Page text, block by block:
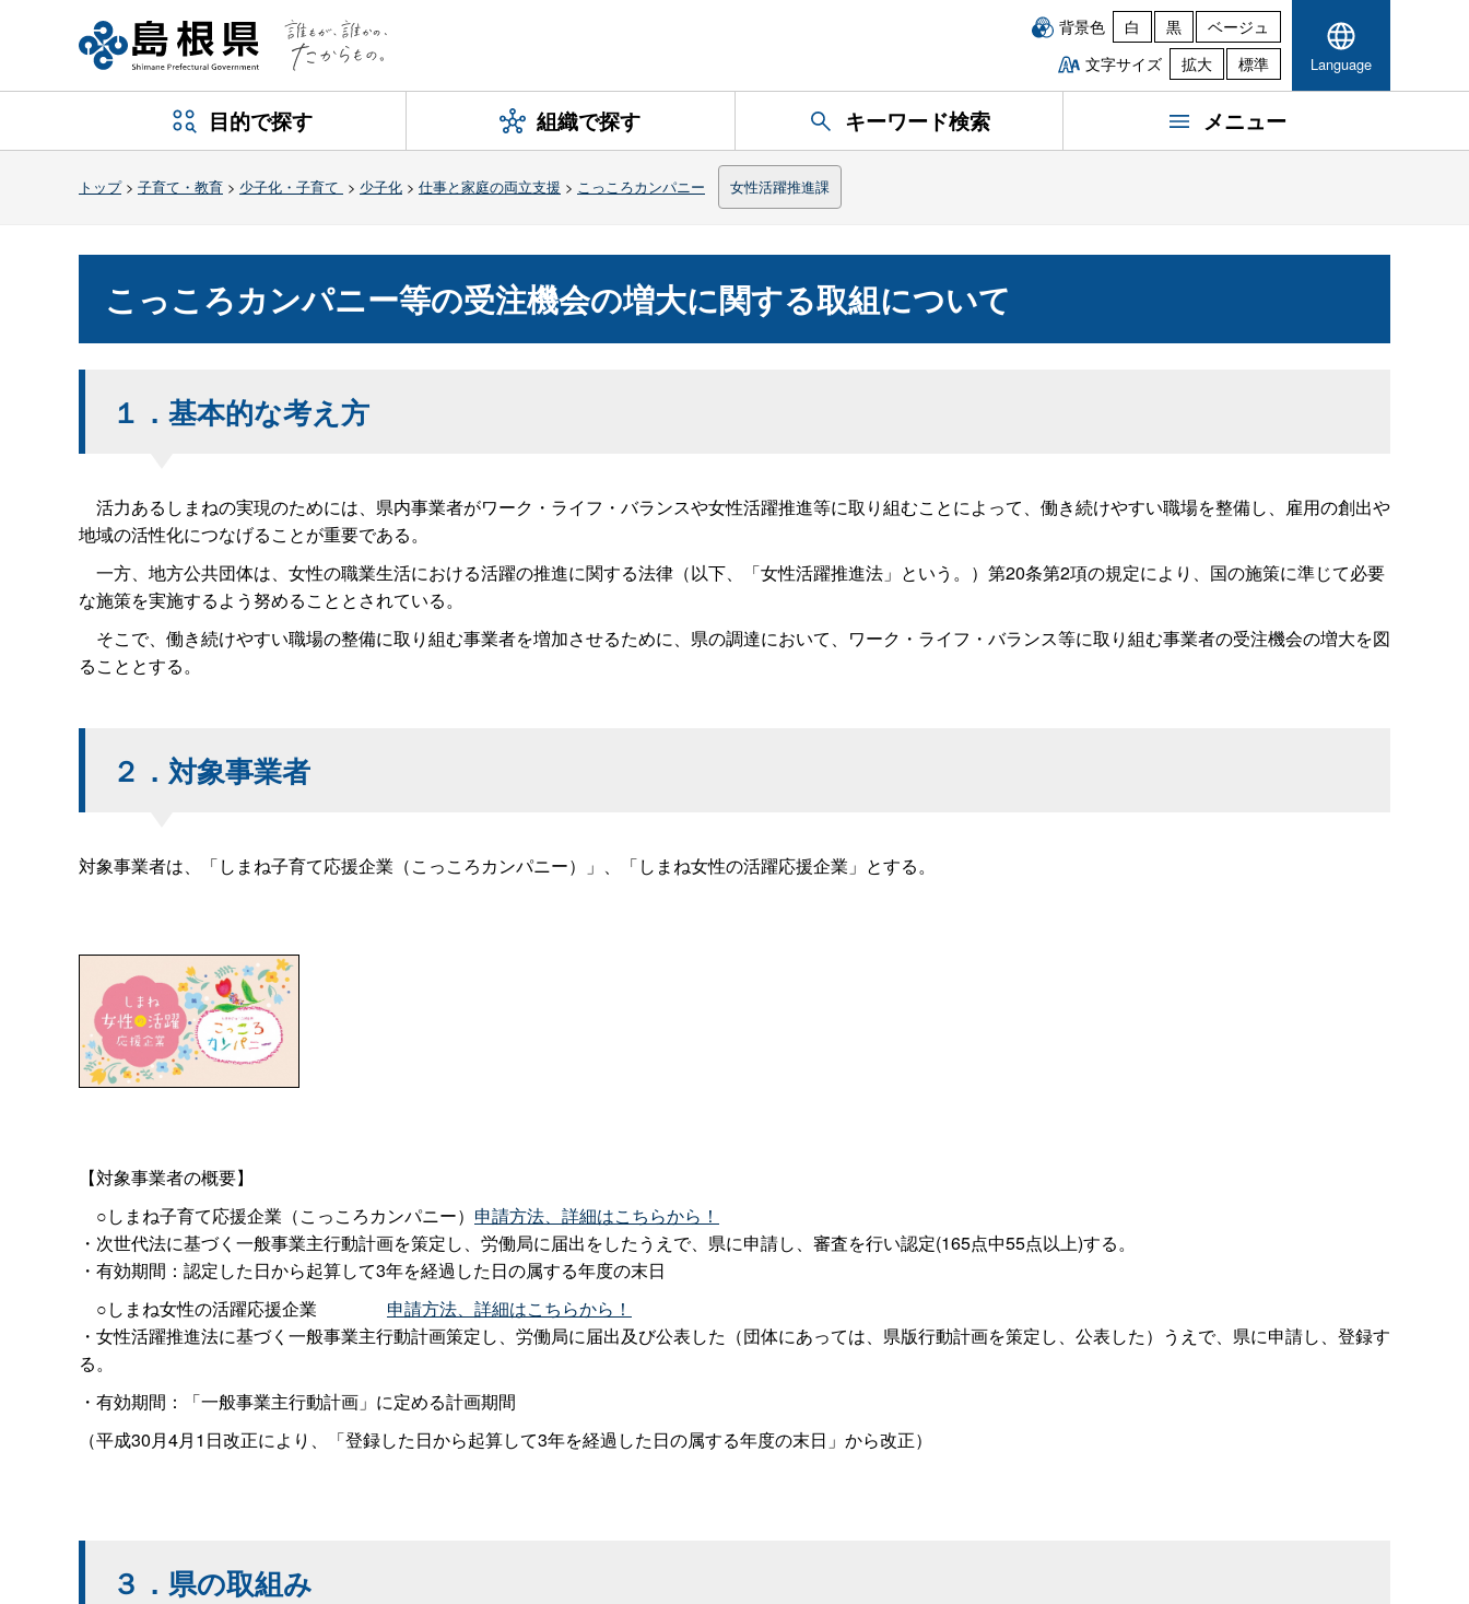
背景色 白 黒
ベージュ
文字サイズ
拡大 標準 Language
目的で探す 組織で探す キーワード検索 メニュー
トップ> 子育て・教育 > 少子化・子育て > 少子化 > 仕事と家庭の両立支援 > こっころカンパニー 女性活躍推進課
こっころカンパニー等の受注機会の増大に関する取組について
１．基本的な考え方
活力あるしまねの実現のためには、県内事業者がワーク・ライフ・バランスや女性活躍推進等に取り組むことによって、働き続けやすい職場を整備し、雇用の創出や
地域の活性化につなげることが重要である。
一方、地方公共団体は、女性の職業生活における活躍の推進に関する法律（以下、「女性活躍推進法」という。）第20条第2項の規定により、国の施策に準じて必要
な施策を実施するよう努めることとされている。
そこで、働き続けやすい職場の整備に取り組む事業者を増加させるために、県の調達において、ワーク・ライフ・バランス等に取り組む事業者の受注機会の増大を図
ることとする。
２．対象事業者
対象事業者は、「しまね子育て応援企業（こっころカンパニー）」、「しまね女性の活躍応援企業」とする。
【対象事業者の概要】
○しまね子育て応援企業（こっころカンパニー） 申請方法、詳細はこちらから！
・次世代法に基づく一般事業主行動計画を策定し、労働局に届出をしたうえで、県に申請し、審査を行い認定(165点中55点以上)する。
・有効期間：認定した日から起算して3年を経過した日の属する年度の末日
○しまね女性の活躍応援企業
申請方法、詳細はこちらから！
・女性活躍推進法に基づく一般事業主行動計画策定し、労働局に届出及び公表した（団体にあっては、県版行動計画を策定し、公表した）うえで、県に申請し、登録す
る。
・有効期間：「一般事業主行動計画」に定める計画期間
（平成30月4月1日改正により、「登録した日から起算して3年を経過した日の属する年度の末日」から改正）
３．県の取組み